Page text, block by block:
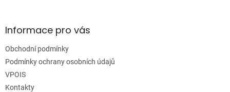
aInformace pro vás
Obchodní podmínky
Podmínky ochrany osobních údajů
VPOIS
Kontakty